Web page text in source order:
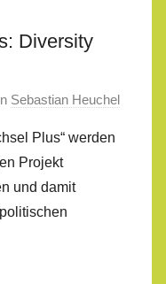
Diversity
Sebastian Heuchel
Plus“ werden
Projekt
und damit